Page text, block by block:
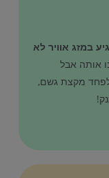
במזג אוויר לא
אותה אבל
לפחד מקצת גשם,